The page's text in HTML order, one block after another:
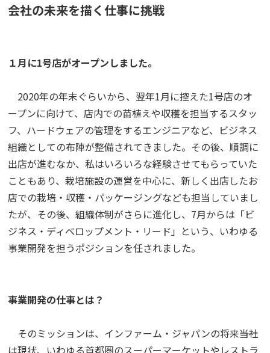
会社の未来を描く仕事に挑戦
１月に1号店がオープンしました。
2020年の年末ぐらいから、翌年1月に控えた1号店のオ
ープンに向けて、店内での苗植えや収穫を担当するスタッ
フ、ハードウェアの管理をするエンジニアなど、ビジネス
組織としての布陣が整備されてきました。その後、順調に
出店が進むなか、私はいろいろな経験させてもらっていた
こともあり、栽培施設の運営を中心に、新しく出店したお
店での栽培・収穫・パッケージングなども担当していまし
たが、その後、組織体制がさらに進化し、7月からは「ビ
ジネス・ディベロップメント・リード」という、いわゆる
事業開発を担うポジションを任されました。
事業開発の仕事とは？
そのミッションは、インファーム・ジャパンの将来――当社
は現状、いわゆる首都圏のスーパーマーケットやレストラ